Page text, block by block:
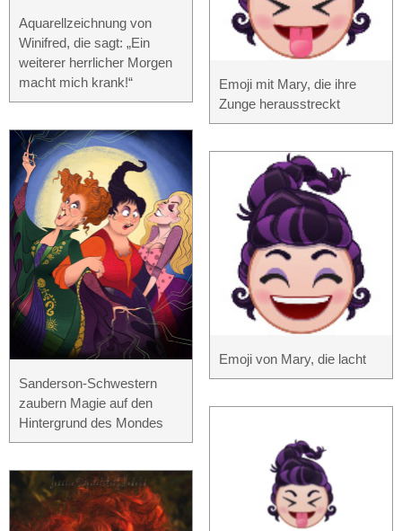
Aquarellzeichnung von
Winifred, die sagt: „Ein
weiterer herrlicher Morgen
macht mich krank!“
Sanderson-Schwestern
zaubern Magie auf den
Hintergrund des Mondes
Emoji mit Mary, die ihre
Zunge herausstreckt
Emoji von Mary, die lacht